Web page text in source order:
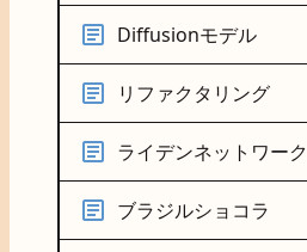
Diffusionモデル
リファクタリング
ライデンネットワーク
ブラジルショコラ